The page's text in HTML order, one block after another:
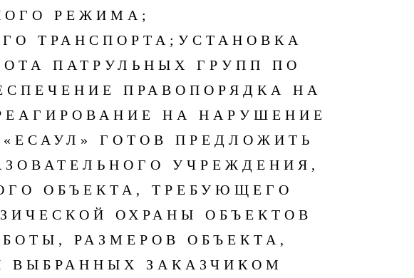
РЕЖИМА;
ТРАНСПОРТА; УСТАНОВКА
ПАТРУЛЬНЫХ ГРУПП ПО
ПРАВОПОРЯДКА НА
НА НАРУШЕНИЕ
ГОТОВ ПРЕДЛОЖИТЬ
УЧРЕЖДЕНИЯ,
ОБЪЕКТА, ТРЕБУЮЩЕГО
ОХРАНЫ ОБЪЕКТОВ
РАЗМЕРОВ ОБЪЕКТА,
ВЫБРАННЫХ ЗАКАЗЧИКОМ